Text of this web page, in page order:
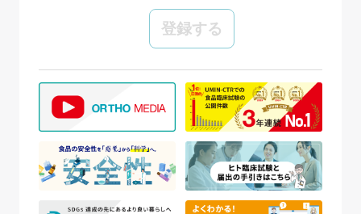
当社では、個人情報の保護管理者として個人情報保
護管理者を任命し、個人情報保護法、その他関連す
【個人情報の取得と利用目的】
当社は、以下の場合に個人情報を取得、および利用
いたします。
(ア) モニター試験に参加頂く方の個人情報について
① WEBサイトの運営管理 (メールマガジン配
信、対象者の抽出を含む)